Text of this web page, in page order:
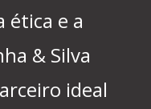
ética e a
& Silva
ideal